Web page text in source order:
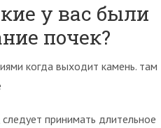
у вас были
почек?
когда выходит камень. там
принимать длительное